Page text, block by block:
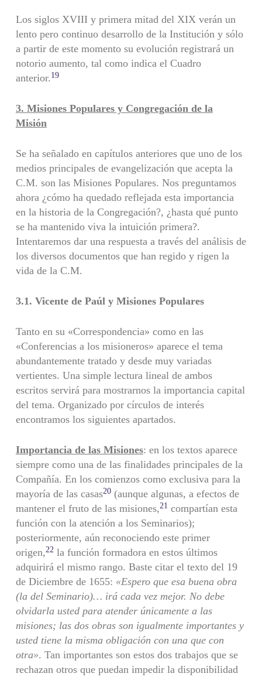
Los siglos XVIII y primera mitad del XIX verán un
lento pero continuo desarrollo de la Institución y sólo
a partir de este momento su evolución registrará un
notorio aumento, tal como indica el Cuadro
anterior. 19
3. Misiones Populares y Congregación de la
Misión
Se ha señalado en capítulos anteriores que uno de los
medios principales de evangelización que acepta la
C.M. son las Misiones Populares. Nos preguntamos
ahora ¿cómo ha quedado reflejada esta importancia
en la historia de la Congregación?, ¿hasta qué punto
se ha mantenido viva la intuición primera?.
Intentaremos dar una respuesta a través del análisis de
los diversos documentos que han regido y rigen la
vida de la C.M.
3.1. Vicente de Paúl y Misiones Populares
Tanto en su «Correspondencia» como en las
«Conferencias a los misioneros» aparece el tema
abundantemente tratado y desde muy variadas
vertientes. Una simple lectura lineal de ambos
escritos servirá para mostrarnos la importancia capital
del tema. Organizado por círculos de interés
encontramos los siguientes apartados.
Importancia de las Misiones: en los textos aparece
siempre como una de las finalidades principales de la
Compañía. En los comienzos como exclusiva para la
mayoría de las casas20(aunque algunas, a efectos de
mantener el fruto de las misiones,21 compartían esta
función con la atención a los Seminarios);
posteriormente, aún reconociendo este primer
origen,22la función formadora en estos últimos
adquirirá el mismo rango. Baste citar el texto del 19
de Diciembre de 1655: «Espero que esa buena obra
(la del Seminario)… irá cada vez mejor. No debe
olvidarla usted para atender únicamente a las
misiones; las dos obras son igualmente importantes y
usted tiene la misma obligación con una que con
otra». Tan importantes son estos dos trabajos que se
rechazan otros que puedan impedir la disponibilidad